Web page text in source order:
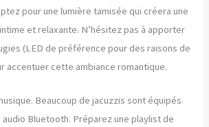
pour une lumière tamisée qui créera une
et relaxante. N’hésitez pas à apporter
(LED de préférence pour des raisons de
accentuer cette ambiance romantique.
Beaucoup de jacuzzis sont équipés
Bluetooth. Préparez une playlist de